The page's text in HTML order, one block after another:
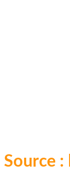
Source